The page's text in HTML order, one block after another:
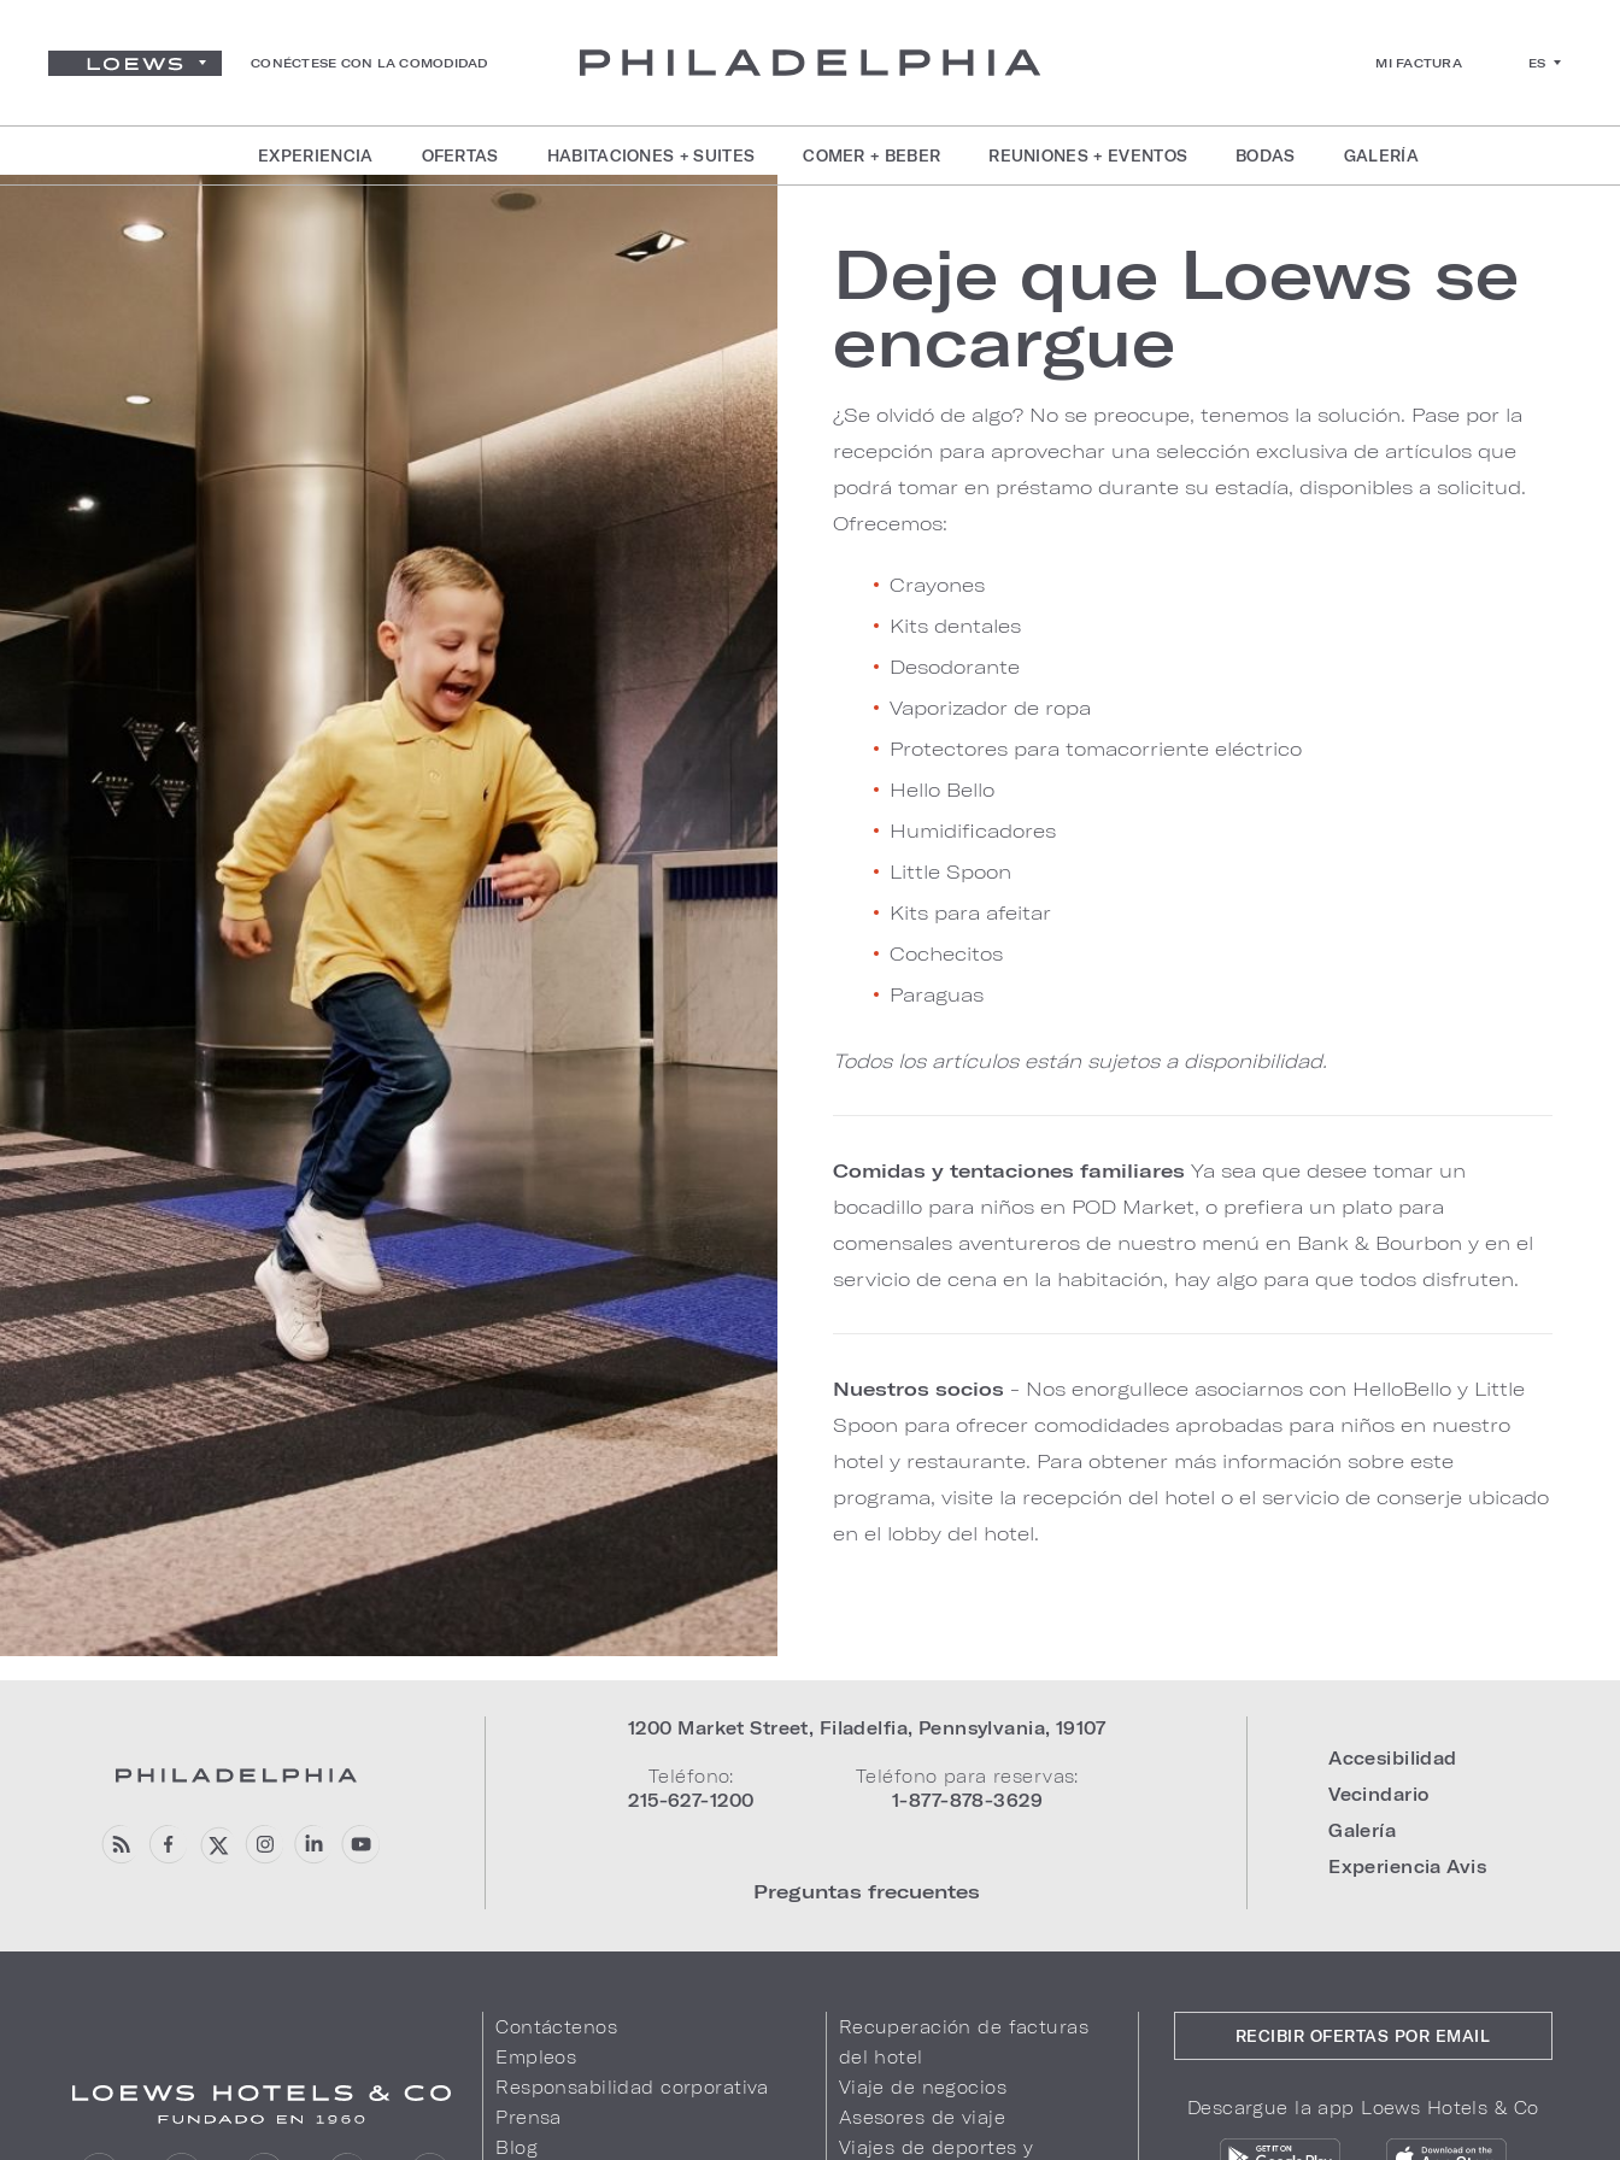
CONÉCTESE CON LA COMODIDAD MI FACTURA ES
EXPERIENCIA OFERTAS HABITACIONES + SUITES COMER + BEBER REUNIONES + EVENTOS BODAS GALERÍA
Deje que Loews se
encargue
¿Se olvidó de algo? No se preocupe, tenemos la solución. Pase por la
recepción para aprovechar una selección exclusiva de artículos que
podrá tomar en préstamo durante su estadía, disponibles a solicitud.
Ofrecemos:
Crayones
Kits dentales
Desodorante
Vaporizador de ropa
Protectores para tomacorriente eléctrico
Hello Bello
Humidificadores
Little Spoon
Kits para afeitar
Cochecitos
Paraguas
Todos los artículos están sujetos a disponibilidad.
Comidas y tentaciones familiares Ya sea que desee tomar un
bocadillo para niños en POD Market, o prefiera un plato para
comensales aventureros de nuestro menú en Bank & Bourbon y en el
servicio de cena en la habitación, hay algo para que todos disfruten.
Nuestros socios - Nos enorgullece asociarnos con HelloBello y Little
Spoon para ofrecer comodidades aprobadas para niños en nuestro
hotel y restaurante. Para obtener más información sobre este
programa, visite la recepción del hotel o el servicio de conserje ubicado
en el lobby del hotel.
1200 Market Street, Filadelfia, Pennsylvania, 19107
Teléfono:
215-627-1200
Teléfono para reservas:
1-877-878-3629
Preguntas frecuentes
Accesibilidad
Vecindario
Galería
Experiencia Avis
Contáctenos
Empleos
Responsabilidad corporativa
Prensa
Blog
Recuperación de facturas
del hotel
Viaje de negocios
Asesores de viaje
Viajes de deportes y
RECIBIR OFERTAS POR EMAIL
Descargue la app Loews Hotels & Co